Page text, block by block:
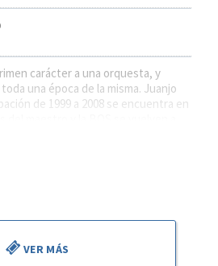
carácter a una orquesta, y
una época de la misma. Juanjo
de 1999 a 2008 se encuentra en
VER MÁS